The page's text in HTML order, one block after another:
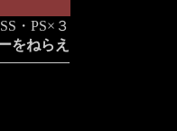
・PS×３
をねらえ